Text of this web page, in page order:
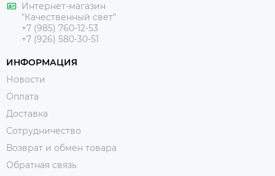
Интернет-магазин
"Качественный свет"
+7 (985) 760-12-53
+7 (926) 580-30-51
ИНФОРМАЦИЯ
Новости
Оплата
Доставка
Сотрудничество
Возврат и обмен товара
Обратная связь